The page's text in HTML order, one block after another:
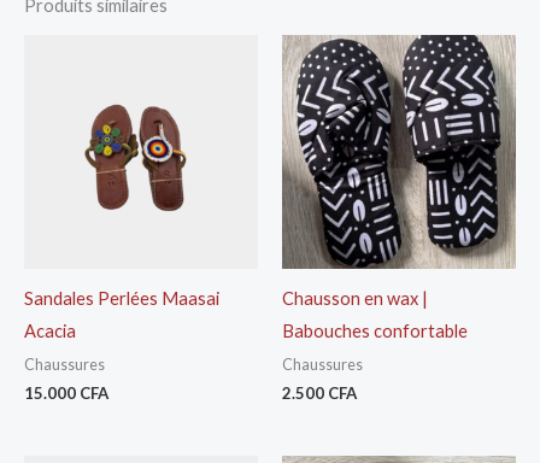
Produits similaires
Sandales Perlées Maasai
Acacia
Chaussures
15.000 CFA
Chausson en wax |
Babouches confortable
Chaussures
2.500 CFA